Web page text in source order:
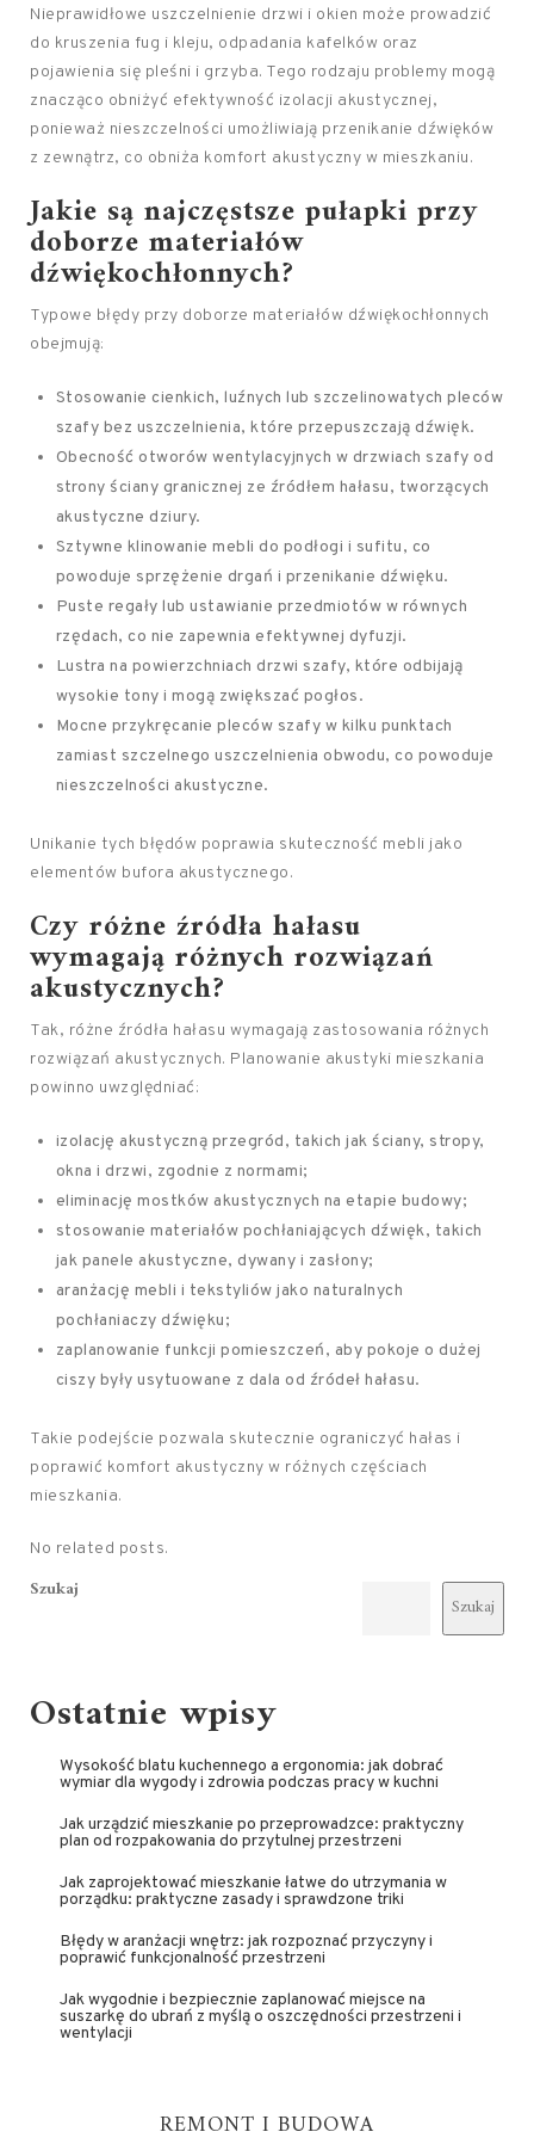
Nieprawidłowe uszczelnienie drzwi i okien może prowadzić
do kruszenia fug i kleju, odpadania kafelków oraz
pojawienia się pleśni i grzyba. Tego rodzaju problemy mogą
znacząco obniżyć efektywność izolacji akustycznej,
ponieważ nieszczelności umożliwiają przenikanie dźwięków
z zewnątrz, co obniża komfort akustyczny w mieszkaniu.
Jakie są najczęstsze pułapki przy
doborze materiałów
dźwiękochłonnych?
Typowe błędy przy doborze materiałów dźwiękochłonnych
obejmują:
Stosowanie cienkich, luźnych lub szczelinowatych pleców
szafy bez uszczelnienia, które przepuszczają dźwięk.
Obecność otworów wentylacyjnych w drzwiach szafy od
strony ściany granicznej ze źródłem hałasu, tworzących
akustyczne dziury.
Sztywne klinowanie mebli do podłogi i sufitu, co
powoduje sprzężenie drgań i przenikanie dźwięku.
Puste regały lub ustawianie przedmiotów w równych
rzędach, co nie zapewnia efektywnej dyfuzji.
Lustra na powierzchniach drzwi szafy, które odbijają
wysokie tony i mogą zwiększać pogłos.
Mocne przykręcanie pleców szafy w kilku punktach
zamiast szczelnego uszczelnienia obwodu, co powoduje
nieszczelności akustyczne.
Unikanie tych błędów poprawia skuteczność mebli jako
elementów bufora akustycznego.
Czy różne źródła hałasu
wymagają różnych rozwiązań
akustycznych?
Tak, różne źródła hałasu wymagają zastosowania różnych
rozwiązań akustycznych. Planowanie akustyki mieszkania
powinno uwzględniać:
izolację akustyczną przegród, takich jak ściany, stropy,
okna i drzwi, zgodnie z normami;
eliminację mostków akustycznych na etapie budowy;
stosowanie materiałów pochłaniających dźwięk, takich
jak panele akustyczne, dywany i zasłony;
aranżację mebli i tekstyliów jako naturalnych
pochłaniaczy dźwięku;
zaplanowanie funkcji pomieszczeń, aby pokoje o dużej
ciszy były usytuowane z dala od źródeł hałasu.
Takie podejście pozwala skutecznie ograniczyć hałas i
poprawić komfort akustyczny w różnych częściach
mieszkania.
No related posts.
Szukaj
Szukaj
Ostatnie wpisy
Wysokość blatu kuchennego a ergonomia: jak dobrać
wymiar dla wygody i zdrowia podczas pracy w kuchni
Jak urządzić mieszkanie po przeprowadzce: praktyczny
plan od rozpakowania do przytulnej przestrzeni
Jak zaprojektować mieszkanie łatwe do utrzymania w
porządku: praktyczne zasady i sprawdzone triki
Błędy w aranżacji wnętrz: jak rozpoznać przyczyny i
poprawić funkcjonalność przestrzeni
Jak wygodnie i bezpiecznie zaplanować miejsce na
suszarkę do ubrań z myślą o oszczędności przestrzeni i
wentylacji
REMONT I BUDOWA